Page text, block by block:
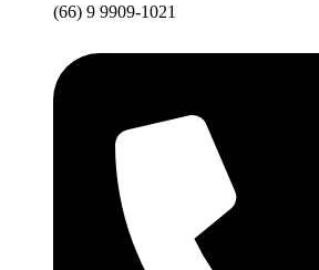
(66) 9 9909-1021